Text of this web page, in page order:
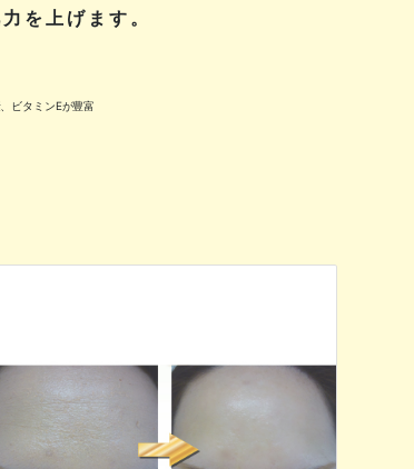
を上げます。
ビタミンEが豊富